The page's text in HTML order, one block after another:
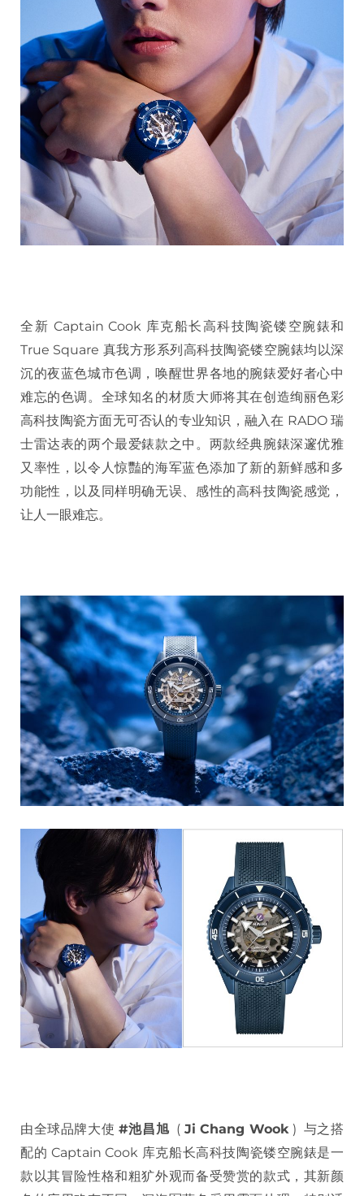
全新 Captain Cook 库克船长高科技陶瓷镂空腕錶和
True Square 真我方形系列高科技陶瓷镂空腕錶均以深
沉的夜蓝色城市色调，唤醒世界各地的腕錶爱好者心中
难忘的色调。全球知名的材质大师将其在创造绚丽色彩
高科技陶瓷方面无可否认的专业知识，融入在 RADO 瑞
士雷达表的两个最爱錶款之中。两款经典腕錶深邃优雅
又率性，以令人惊豔的海军蓝色添加了新的新鲜感和多
功能性，以及同样明确无误、感性的高科技陶瓷感觉，
让人一眼难忘。
由全球品牌大使 #池昌旭 ( Ji Chang Wook ) 与之搭
配的 Captain Cook 库克船长高科技陶瓷镂空腕錶是一
款以其冒险性格和粗犷外观而备受赞赏的款式，其新颜